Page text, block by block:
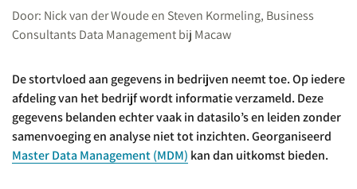
Door: Nick van der Woude en Steven Kormeling, Business
Consultants Data Management bij Macaw
De stortvloed aan gegevens in bedrijven neemt toe. Op iedere
afdeling van het bedrijf wordt informatie verzameld. Deze
gegevens belanden echter vaak in datasilo’s en leiden zonder
samenvoeging en analyse niet tot inzichten. Georganiseerd
Master Data Management (MDM) kan dan uitkomst bieden.